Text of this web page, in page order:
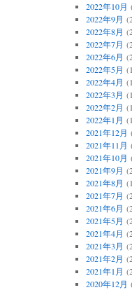
2022年10月
2022年9月
2022年8月
2022年7月
2022年6月
2022年5月
2022年4月
2022年3月
2022年2月
2022年1月
2021年12月
2021年11月
2021年10月
2021年9月
2021年8月
2021年7月
2021年6月
2021年5月
2021年4月
2021年3月
2021年2月
2021年1月
2020年12月